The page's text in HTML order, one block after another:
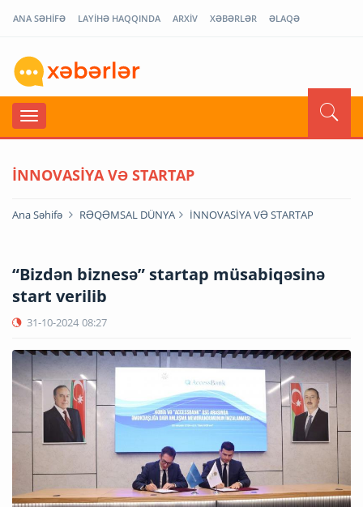
ANA SƏHİFƏ LAYİHƏ HAQQINDA ARXİV XƏBƏRLƏR ƏLAQƏ
İNNOVASİYA VƏ STARTAP
Ana Səhifə RƏQƏMSAL DÜNYA İNNOVASİYA VƏ STARTAP
“Bizdən biznesə” startap müsabiqəsinə
start verilib
31-10-2024 08:27